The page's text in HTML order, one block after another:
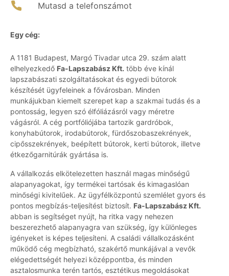
Mutasd a telefonszámot
Egy cég:
A 1181 Budapest, Margó Tivadar utca 29. szám alatt
elhelyezkedő Fa-Lapszabász Kft. több éve kínál
lapszabászati szolgáltatásokat és egyedi bútorok
készítését ügyfeleinek a fővárosban. Minden
munkájukban kiemelt szerepet kap a szakmai tudás és a
pontosság, legyen szó élfóliázásról vagy méretre
vágásról. A cég portfóliójába tartozik gardróbok,
konyhabútorok, irodabútorok, fürdőszobaszekrények,
cipősszekrények, beépített bútorok, kerti bútorok, illetve
étkezőgarnitúrák gyártása is.
A vállalkozás elkötelezetten használ magas minőségű
alapanyagokat, így termékei tartósak és kimagaslóan
minőségi kivitelűek. Az ügyfélközpontú szemlélet gyors és
pontos megbízás-teljesítést biztosít. Fa-Lapszabász Kft.
abban is segítséget nyújt, ha ritka vagy nehezen
beszerezhető alapanyagra van szükség, így különleges
igényeket is képes teljesíteni. A családi vállalkozásként
működő cég megbízható, szakértő munkájával a vevők
elégedettségét helyezi középpontba, és minden
asztalosmunka terén tartós, esztétikus megoldásokat